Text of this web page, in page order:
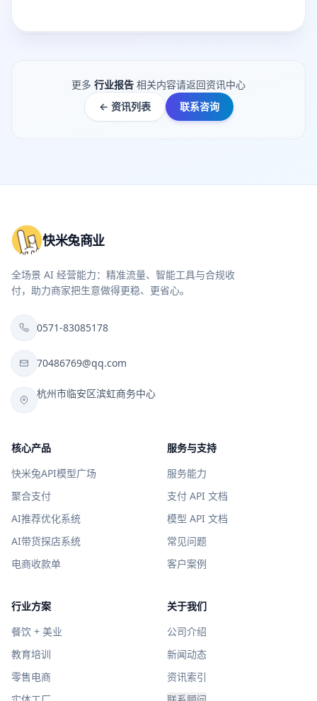
更多 行业报告 相关内容请返回资讯中心
← 资讯列表
联系咨询
快米兔商业
全场景 AI 经营能力：精准流量、智能工具与合规收
付，助力商家把生意做得更稳、更省心。
0571-83085178
70486769@qq.com
杭州市临安区滨虹商务中心
核心产品
快米兔API模型广场
聚合支付
AI推荐优化系统
AI带货探店系统
电商收款单
服务与支持
服务能力
支付 API 文档
模型 API 文档
常见问题
客户案例
行业方案
餐饮 + 美业
教育培训
零售电商
关于我们
公司介绍
新闻动态
资讯索引